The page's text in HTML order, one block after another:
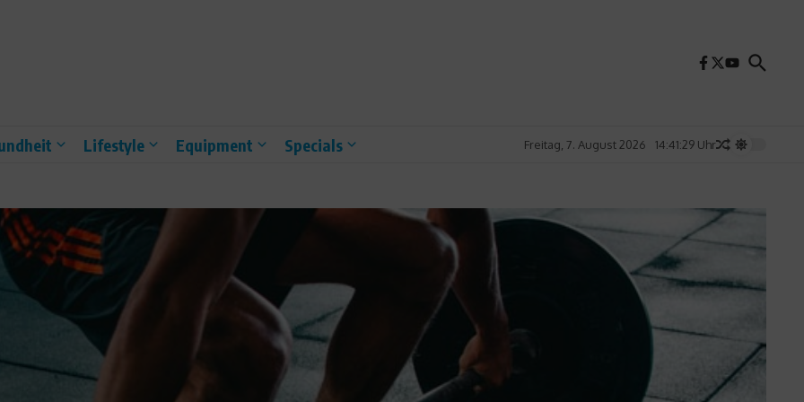
Lifestyle Equipment Specials Freitag, 7. August 2026 14:41:31 Uhr